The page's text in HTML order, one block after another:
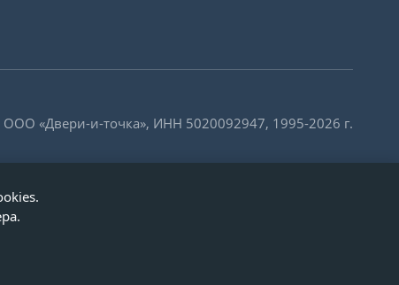
«Двери-и-точка», ИНН 5020092947, 1995-2026 г.